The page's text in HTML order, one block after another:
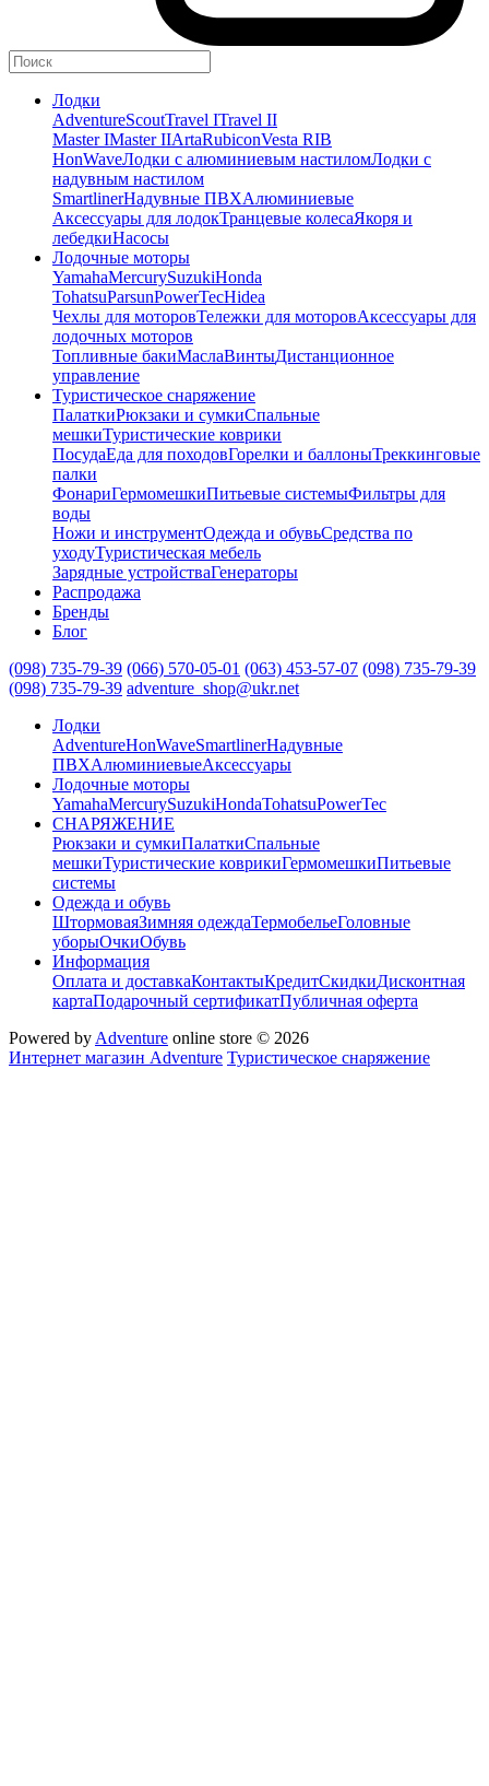
Лодки
AdventureScoutTravel ITravel II
Master IMaster IIArtaRubiconVesta RIB
HonWaveЛодки с алюминиевым настиломЛодки с
надувным настилом
SmartlinerНадувные ПВХАлюминиевые
Аксессуары для лодокТранцевые колесаЯкоря и
лебедкиНасосы
Лодочные моторы
YamahaMercurySuzukiHonda
TohatsuParsunPowerTecHidea
Чехлы для моторовТележки для моторовАксессуары для
лодочных моторов
Топливные бакиМаслаВинтыДистанционное
управление
Туристическое снаряжение
ПалаткиРюкзаки и сумкиСпальные
мешкиТуристические коврики
ПосудаЕда для походовГорелки и баллоныТреккинговые
палки
ФонариГермомешкиПитьевые системыФильтры для
воды
Ножи и инструментОдежда и обувьСредства по
уходуТуристическая мебель
Зарядные устройстваГенераторы
Распродажа
Бренды
Блог
(098) 735-79-39 (066) 570-05-01 (063) 453-57-07 (098) 735-79-39
(098) 735-79-39 adventure_shop@ukr.net
Лодки
AdventureHonWaveSmartlinerНадувные
ПВХАлюминиевыеАксессуары
Лодочные моторы
YamahaMercurySuzukiHondaTohatsuPowerTec
СНАРЯЖЕНИЕ
Рюкзаки и сумкиПалаткиСпальные
мешкиТуристические коврикиГермомешкиПитьевые
системы
Одежда и обувь
ШтормоваяЗимняя одеждаТермобельеГоловные
уборыОчкиОбувь
Информация
Оплата и доставкаКонтактыКредитСкидкиДисконтная
картаПодарочный сертификатПубличная оферта
Powered by Adventure online store © 2026
Интернет магазин Adventure Туристическое снаряжение